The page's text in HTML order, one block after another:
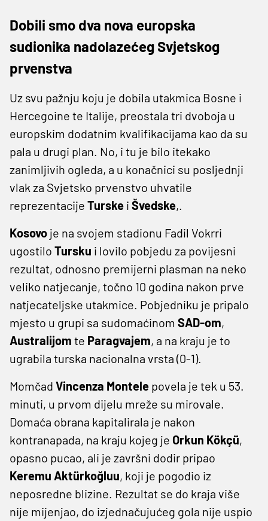
Dobili smo dva nova europska
sudionika nadolazećeg Svjetskog
prvenstva
Uz svu pažnju koju je dobila utakmica Bosne i
Hercegoine te Italije, preostala tri dvoboja u
europskim dodatnim kvalifikacijama kao da su
pala u drugi plan. No, i tu je bilo itekako
zanimljivih ogleda, a u konačnici su posljednji
vlak za Svjetsko prvenstvo uhvatile
reprezentacije Turske i Švedske,.
Kosovo je na svojem stadionu Fadil Vokrri
ugostilo Tursku i lovilo pobjedu za povijesni
rezultat, odnosno premijerni plasman na neko
veliko natjecanje, točno 10 godina nakon prve
natjecateljske utakmice. Pobjedniku je pripalo
mjesto u grupi sa sudomaćinom SAD-om,
Australijom te Paragvajem, a na kraju je to
ugrabila turska nacionalna vrsta (0-1).
Momčad Vincenza Montele povela je tek u 53.
minuti, u prvom dijelu mreže su mirovale.
Domaća obrana kapitalirala je nakon
kontranapada, na kraju kojeg je Orkun Kökçü,
opasno pucao, ali je završni dodir pripao
Keremu Aktürkoğluu, koji je pogodio iz
neposredne blizine. Rezultat se do kraja više
nije mijenjao, do izjednačujućeg gola nije uspio